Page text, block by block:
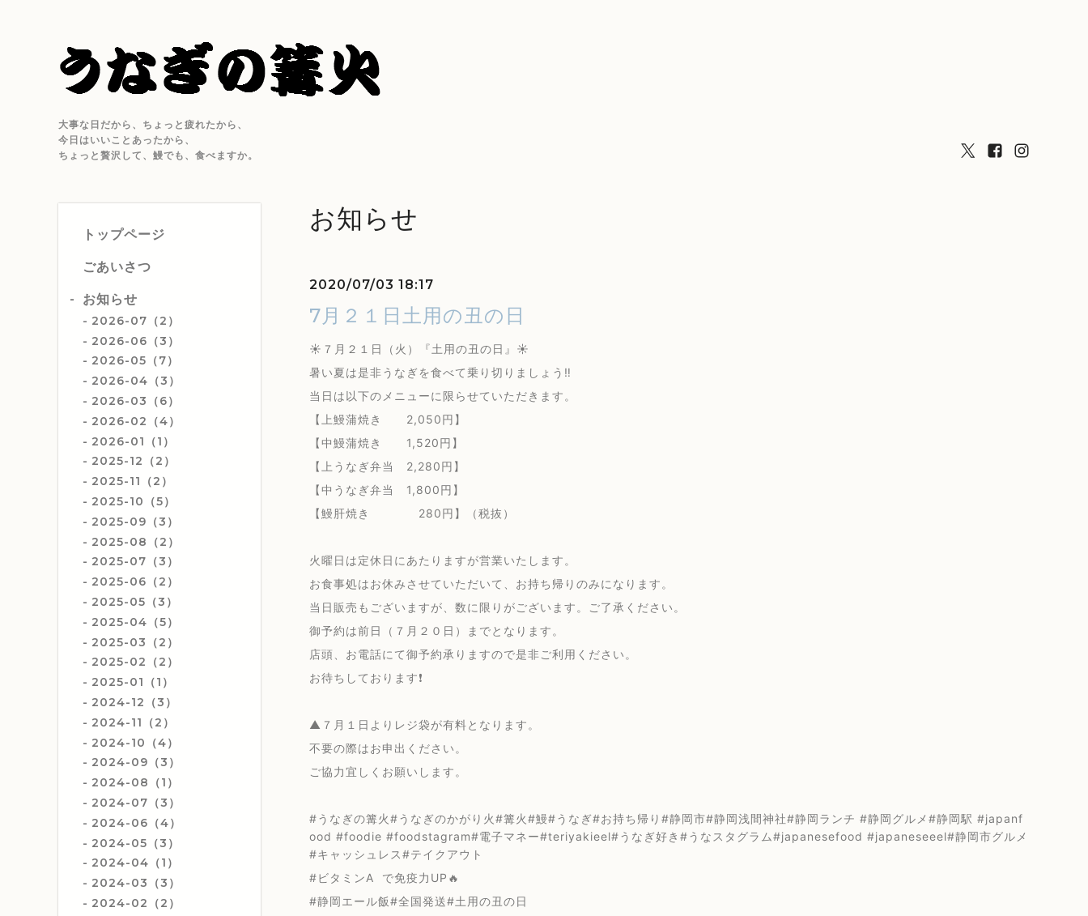
大事な日だから、ちょっと疲れたから、
今日はいいことあったから、
ちょっと贅沢して、鰻でも、食べますか。
トップページ
ごあいさつ
お知らせ
2026-07（2）
2026-06（3）
2026-05（7）
2026-04（3）
2026-03（6）
2026-02（4）
2026-01（1）
2025-12（2）
2025-11（2）
2025-10（5）
2025-09（3）
2025-08（2）
2025-07（3）
2025-06（2）
2025-05（3）
2025-04（5）
2025-03（2）
2025-02（2）
2025-01（1）
2024-12（3）
2024-11（2）
2024-10（4）
2024-09（3）
2024-08（1）
2024-07（3）
2024-06（4）
2024-05（3）
2024-04（1）
2024-03（3）
2024-02（2）
お知らせ
2020/07/03 18:17
7月２１日土用の丑の日
☀️７月２１日（火）『土用の丑の日』☀️
暑い夏は是非うなぎを食べて乗り切りましょう‼️
当日は以下のメニューに限らせていただきます。
【上鰻蒲焼き 2,050円】
【中鰻蒲焼き 1,520円】
【上うなぎ弁当 2,280円】
【中うなぎ弁当 1,800円】
【鰻肝焼き 280円】（税抜）
火曜日は定休日にあたりますが営業いたします。
お食事処はお休みさせていただいて、お持ち帰りのみになります。
当日販売もございますが、数に限りがございます。ご了承ください。
御予約は前日（７月２０日）までとなります。
店頭、お電話にて御予約承りますので是非ご利用ください。
お待ちしております❗️
▲７月１日よりレジ袋が有料となります。
不要の際はお申出ください。
ご協力宜しくお願いします。
#うなぎの篝火#うなぎのかがり火#篝火#鰻#うなぎ#お持ち帰り#静岡市#静岡浅間神社#静岡ランチ #静岡グルメ#静岡駅 #japanf
ood #foodie #foodstagram#電子マネー#teriyakieel#うなぎ好き#うなスタグラム#japanesefood #japaneseeel#静岡市グルメ
#キャッシュレス#テイクアウト
#ビタミンA で免疫力UP🔥
#静岡エール飯#全国発送#土用の丑の日